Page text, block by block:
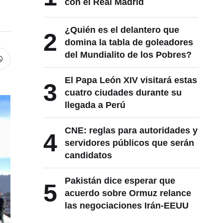
con el Real Madrid
2
¿Quién es el delantero que
domina la tabla de goleadores
del Mundialito de los Pobres?
3
El Papa León XIV visitará estas
cuatro ciudades durante su
llegada a Perú
4
CNE: reglas para autoridades y
servidores públicos que serán
candidatos
5
Pakistán dice esperar que
acuerdo sobre Ormuz relance
las negociaciones Irán-EEUU